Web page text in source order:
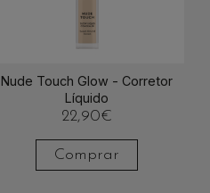
Nude Touch Glow - Corretor
Líquido
22,90€
Comprar